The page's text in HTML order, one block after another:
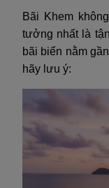
Bãi Khem
tưởng nhất là
bãi biển nằm
hãy lưu ý: